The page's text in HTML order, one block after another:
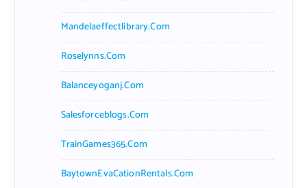
Mandelaeffectlibrary.com
Roselynns.com
Balanceyoganj.com
Salesforceblogs.com
TrainGames365.com
BaytownEvaCationRentals.com